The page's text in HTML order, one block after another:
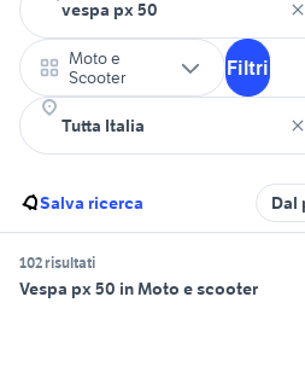
Moto e
Scooter
Filtri
Salva ricerca Dal
102 risultati
Vespa px 50 in Moto e scooter